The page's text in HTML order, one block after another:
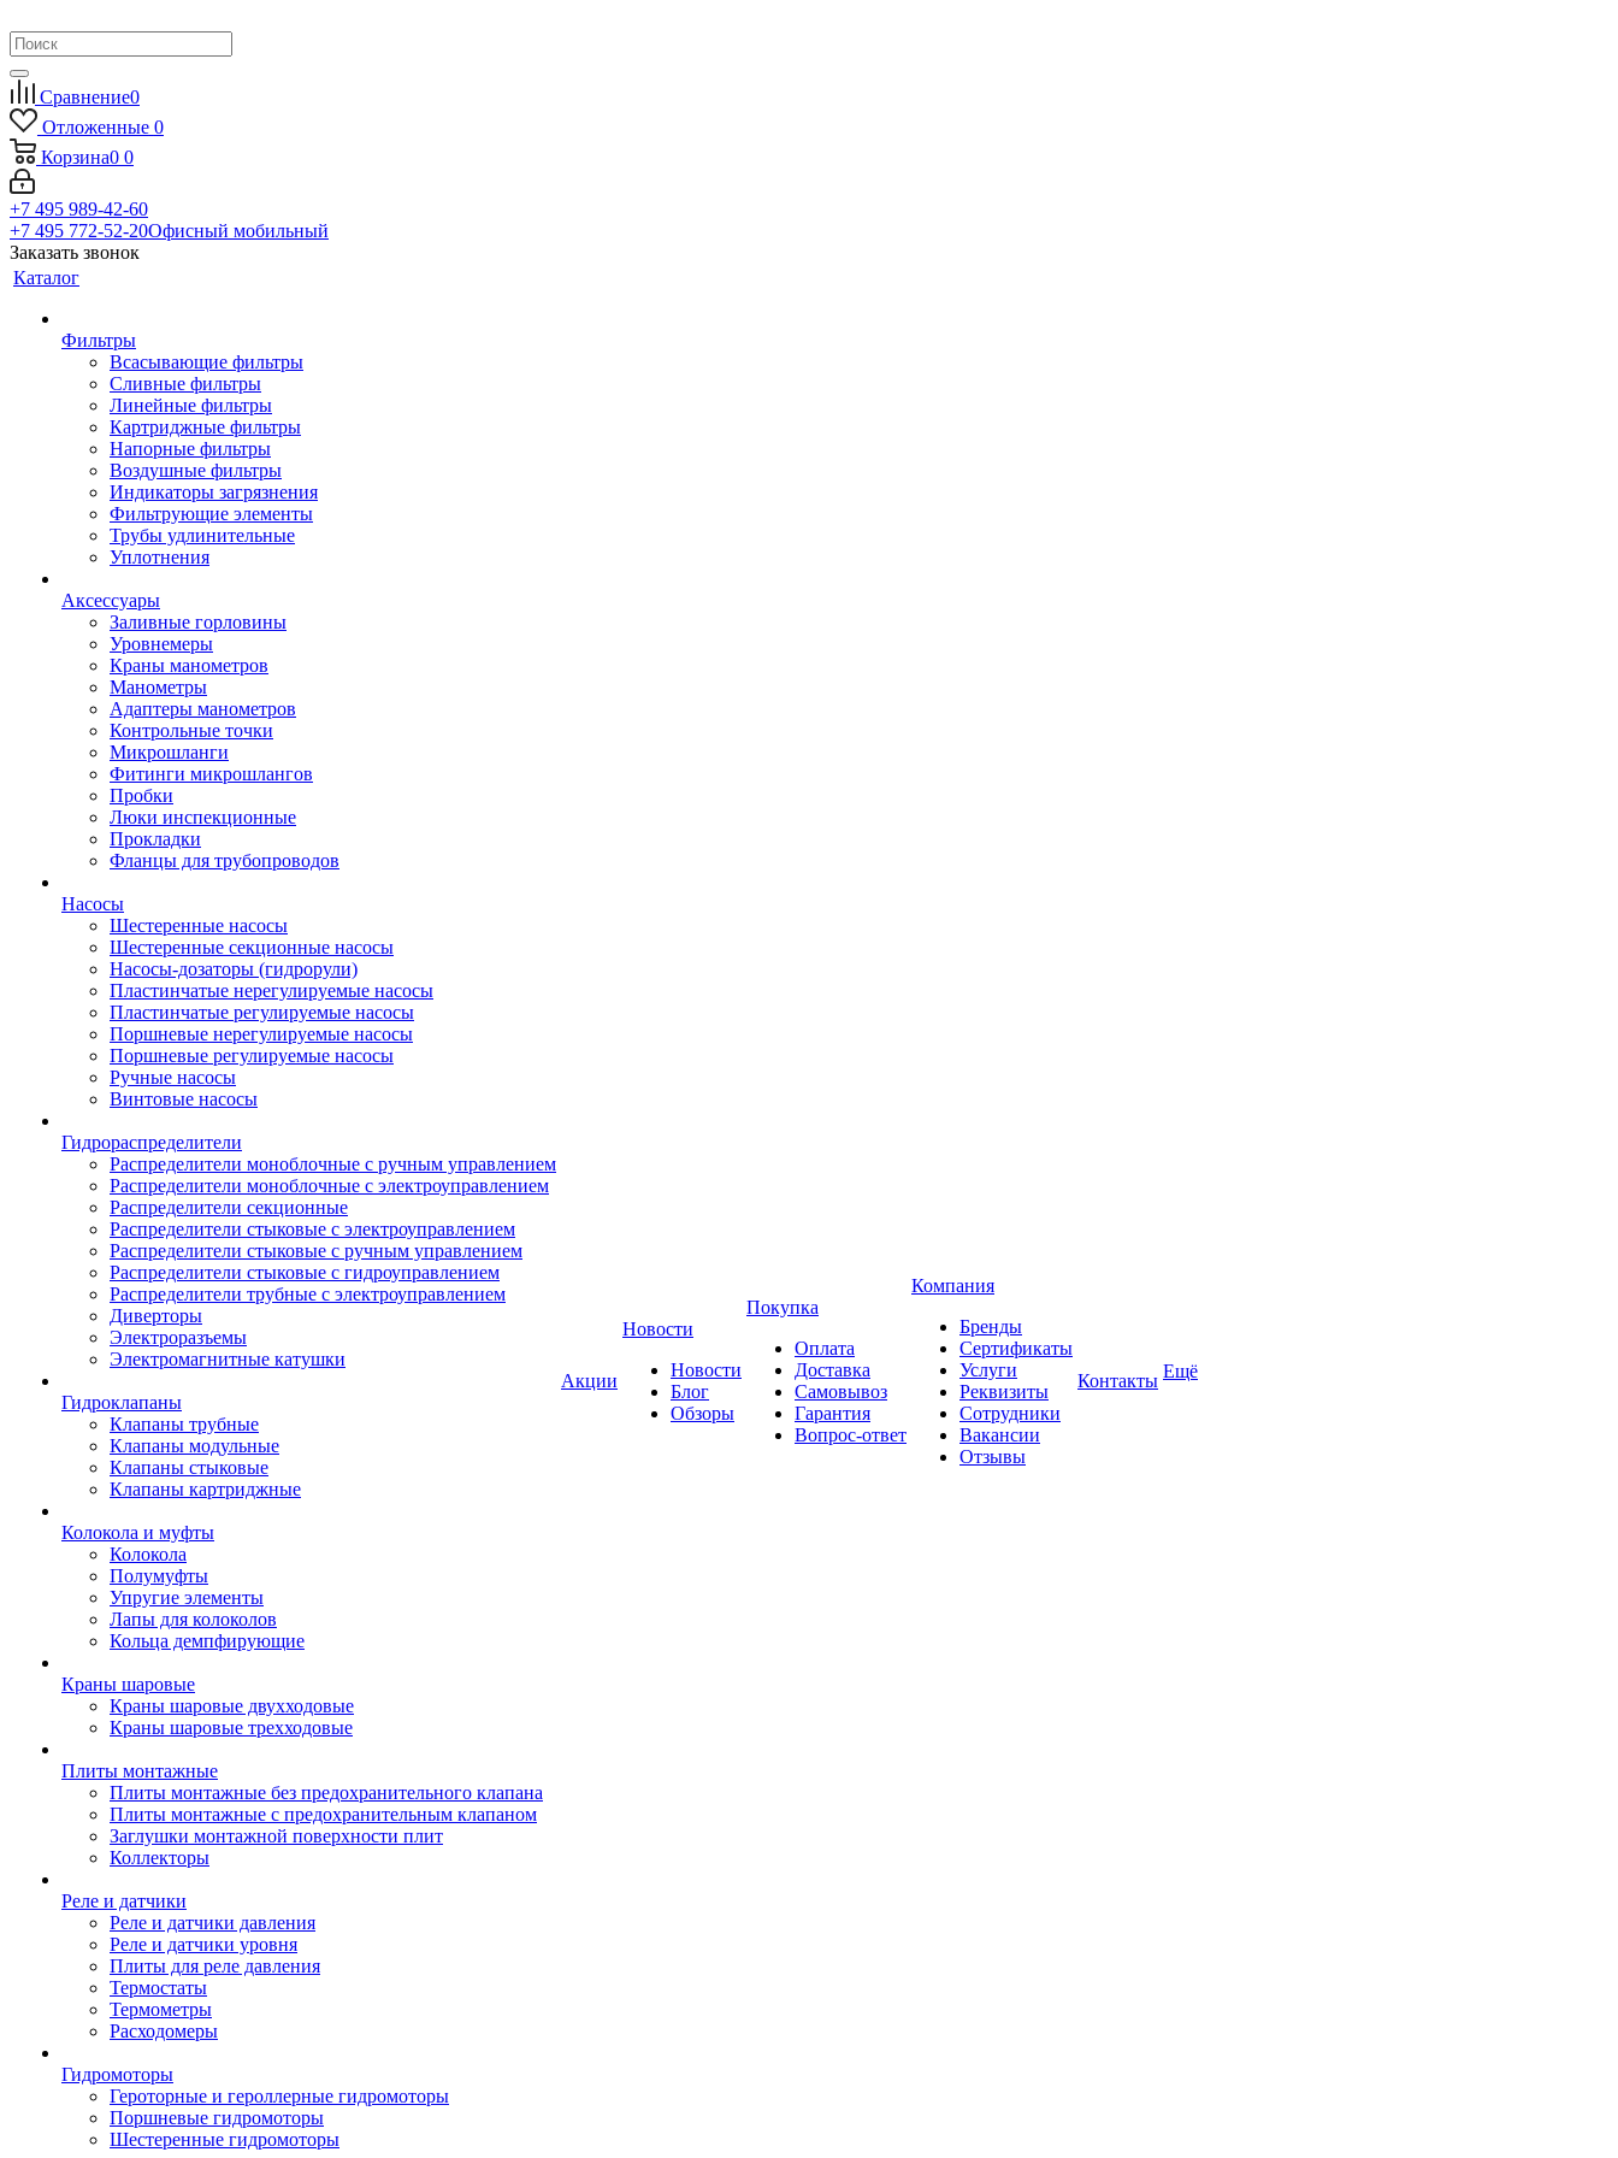
Сравнение0
Отложенные 0
Корзина0 0
+7 495 989-42-60
+7 495 772-52-20Офисный мобильный
Заказать звонок
Каталог
Фильтры
Всасывающие фильтры
Сливные фильтры
Линейные фильтры
Картриджные фильтры
Напорные фильтры
Воздушные фильтры
Индикаторы загрязнения
Фильтрующие элементы
Трубы удлинительные
Уплотнения
Аксессуары
Заливные горловины
Уровнемеры
Краны манометров
Манометры
Адаптеры манометров
Контрольные точки
Микрошланги
Фитинги микрошлангов
Пробки
Люки инспекционные
Прокладки
Фланцы для трубопроводов
Насосы
Шестеренные насосы
Шестеренные секционные насосы
Насосы-дозаторы (гидрорули)
Пластинчатые нерегулируемые насосы
Пластинчатые регулируемые насосы
Поршневые нерегулируемые насосы
Поршневые регулируемые насосы
Ручные насосы
Винтовые насосы
Гидрораспределители
Распределители моноблочные с ручным управлением
Распределители моноблочные с электроуправлением
Распределители секционные
Распределители стыковые с электроуправлением
Распределители стыковые с ручным управлением
Распределители стыковые с гидроуправлением
Распределители трубные с электроуправлением
Диверторы
Электроразъемы
Электромагнитные катушки
Гидроклапаны
Клапаны трубные
Клапаны модульные
Клапаны стыковые
Клапаны картриджные
Колокола и муфты
Колокола
Полумуфты
Упругие элементы
Лапы для колоколов
Кольца демпфирующие
Краны шаровые
Краны шаровые двухходовые
Краны шаровые трехходовые
Плиты монтажные
Плиты монтажные без предохранительного клапана
Плиты монтажные с предохранительным клапаном
Заглушки монтажной поверхности плит
Коллекторы
Реле и датчики
Реле и датчики давления
Реле и датчики уровня
Плиты для реле давления
Термостаты
Термометры
Расходомеры
Гидромоторы
Героторные и героллерные гидромоторы
Поршневые гидромоторы
Шестеренные гидромоторы
Акции
Новости
Новости
Блог
Обзоры
Покупка
Оплата
Доставка
Самовывоз
Гарантия
Вопрос-ответ
Компания
Бренды
Сертификаты
Услуги
Реквизиты
Сотрудники
Вакансии
Отзывы
Контакты Ещё